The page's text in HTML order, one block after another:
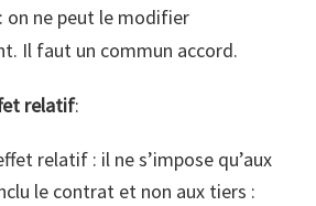
on ne peut le modifier
Il faut un commun accord.
relatif:
relatif : il ne s’impose qu’aux
le contrat et non aux tiers :